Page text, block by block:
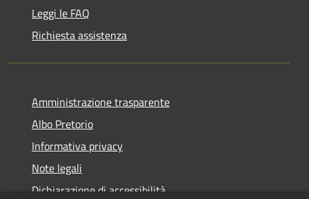
Leggi le FAQ
Richiesta assistenza
Amministrazione trasparente
Albo Pretorio
Informativa privacy
Note legali
Dichiarazione di accessibilità